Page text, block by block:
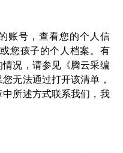
账号，查看您的个人信
您孩子的个人档案。有
况，请参见《腾云采编
无法通过打开该清单，
所述方式联系我们，我